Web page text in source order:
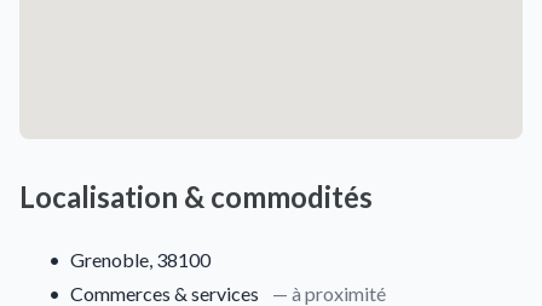
Localisation & commodités
• Grenoble, 38100
• Commerces & services
— à proximité